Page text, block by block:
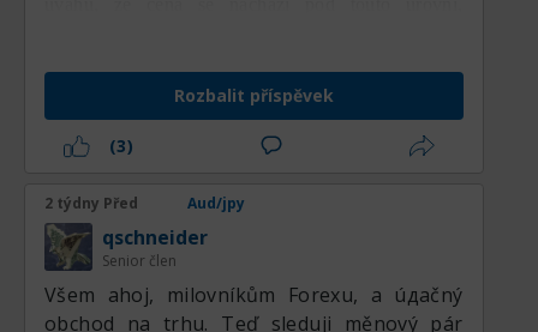
Rozbalit příspěvek
(3)
2 týdny Před Aud/jpy
qschneider
Senior člen
Všem ahoj, milovníkům Forexu, a úдаčný
obchod na trhu. Teď sleduji měnový pár